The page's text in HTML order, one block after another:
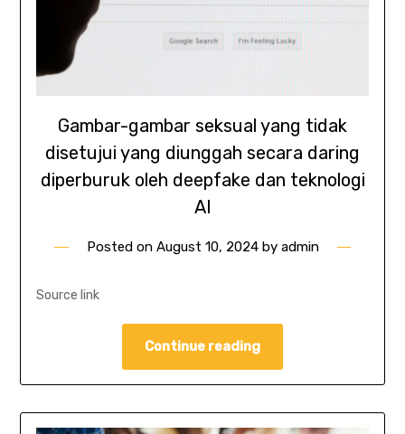
Gambar-gambar seksual yang tidak
disetujui yang diunggah secara daring
diperburuk oleh deepfake dan teknologi
AI
Posted on August 10, 2024by admin
Source link
Continue reading